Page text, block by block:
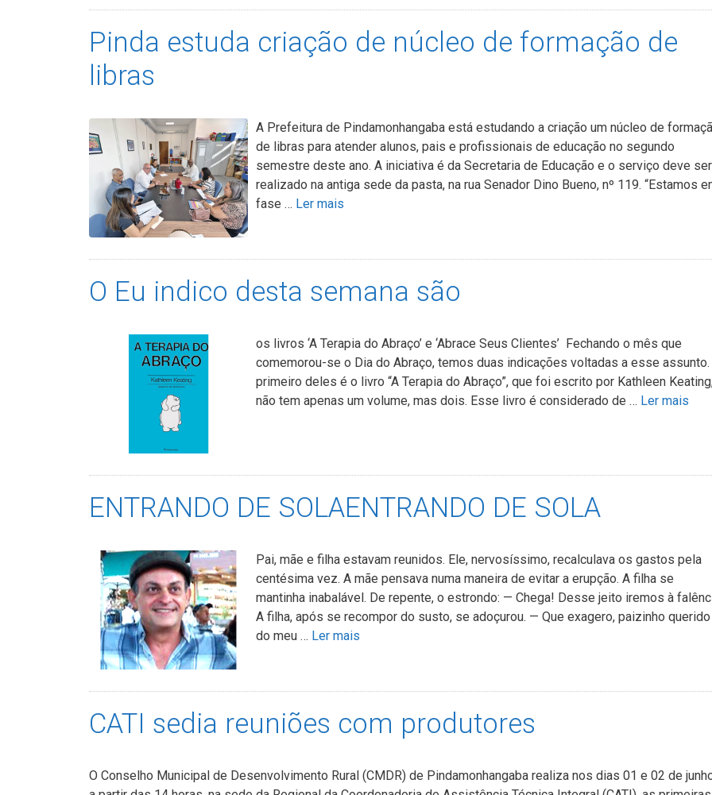
Pinda estuda criação de núcleo de formação de
libras
A Prefeitura de Pindamonhangaba está estudando a criação um núcleo de
de libras para atender alunos, pais e profissionais de educação no segundo
semestre deste ano. A iniciativa é da Secretaria de Educação e o serviço deve ser
realizado na antiga sede da pasta, na rua Senador Dino Bueno, nº 119. “Estamos
fase … Ler mais
O Eu indico desta semana são
os livros ‘A Terapia do Abraço’ e ‘Abrace Seus Clientes’ Fechando o mês que
comemorou-se o Dia do Abraço, temos duas indicações voltadas a esse assunto.
primeiro deles é o livro “A Terapia do Abraço”, que foi escrito por Kathleen
não tem apenas um volume, mas dois. Esse livro é considerado de … Ler mais
ENTRANDO DE SOLAENTRANDO DE SOLA
Pai, mãe e filha estavam reunidos. Ele, nervosíssimo, recalculava os gastos pela
centésima vez. A mãe pensava numa maneira de evitar a erupção. A filha se
mantinha inabalável. De repente, o estrondo: — Chega! Desse jeito iremos à
A filha, após se recompor do susto, se adoçurou. — Que exagero, paizinho querido
do meu … Ler mais
CATI sedia reuniões com produtores
O Conselho Municipal de Desenvolvimento Rural (CMDR) de Pindamonhangaba realiza nos dias 01 e 02 de